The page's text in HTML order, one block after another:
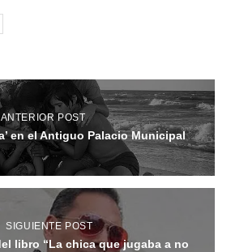
ANTERIOR POST
en el Antiguo Palacio Municipal
SIGUIENTE POST
libro “La chica que jugaba a no